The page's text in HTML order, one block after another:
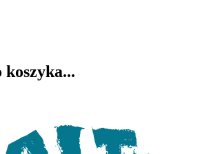
koszyka...